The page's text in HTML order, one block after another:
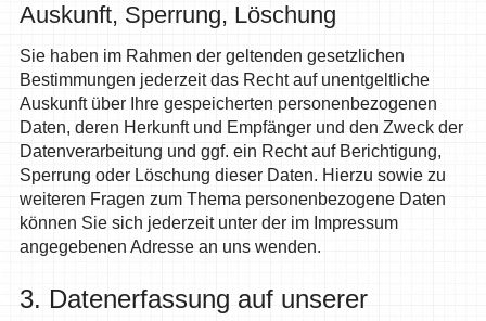
Auskunft, Sperrung, Löschung
Sie haben im Rahmen der geltenden gesetzlichen
Bestimmungen jederzeit das Recht auf unentgeltliche
Auskunft über Ihre gespeicherten personenbezogenen
Daten, deren Herkunft und Empfänger und den Zweck der
Datenverarbeitung und ggf. ein Recht auf Berichtigung,
Sperrung oder Löschung dieser Daten. Hierzu sowie zu
weiteren Fragen zum Thema personenbezogene Daten
können Sie sich jederzeit unter der im Impressum
angegebenen Adresse an uns wenden.
3. Datenerfassung auf unserer